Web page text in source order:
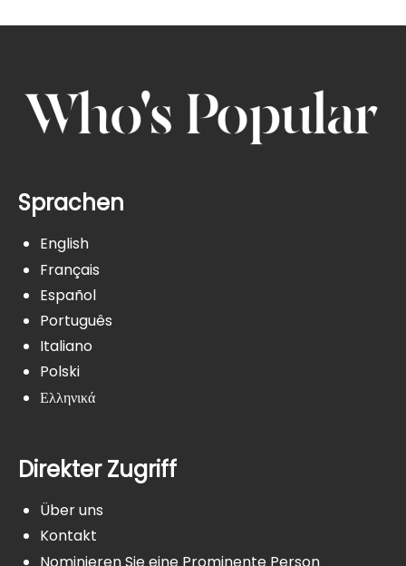
Sprachen
English
Français
Español
Português
Italiano
Polski
Ελληνικά
Direkter Zugriff
Über uns
Kontakt
Nominieren Sie eine Prominente Person